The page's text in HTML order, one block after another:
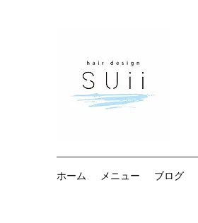
ホーム メニュー ブログ